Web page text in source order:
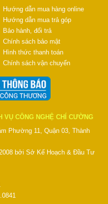
Hướng dẫn mua hàng online
Hướng dẫn mua trả góp
Bảo hành, đổi trả
Chính sách bảo mật
Hình thức thanh toán
Chính sách vận chuyển
VỤ CÔNG NGHỆ CHÍ CƯỜNG
Phường 11, Quận 03, Thành
bởi Sở Kế Hoạch & Đầu Tư